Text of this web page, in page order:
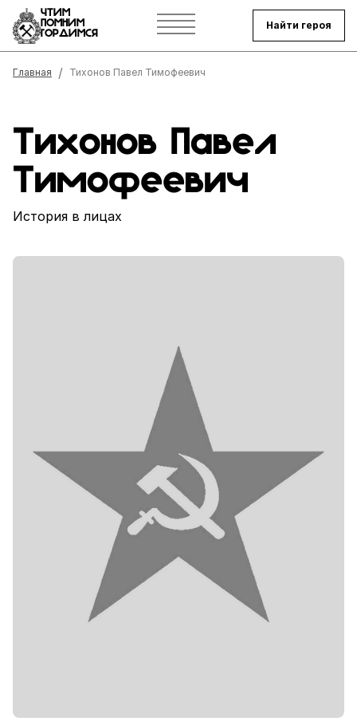
ЧТИМ
ПОМНИМ
ГОРДИМСЯ
Найти героя
Строка навигации
Главная Тихонов Павел Тимофеевич
Тихонов Павел
Тимофеевич
История в лицах